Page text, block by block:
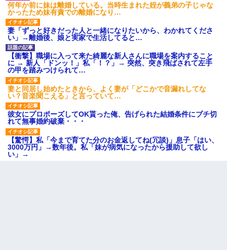
何年か前に妹は離婚している。当時生まれた姪が義弟の子じゃな
かったため妹有責での離婚になり…
妻「ずっと好きだった人と一緒になりたいから、わかれてくださ
い」→離婚後、娘と実家で生活してると…
【衝撃】職場に入って来た綺麗な新人さんに職場を案内すること
に → 新人「ドンッ！」私「！？」→ 突然、突き飛ばされて左手
の甲を踏みつけられて…
妻と同居し始めたときから、よく妻が「どこかで音漏れしてな
い？音楽聞こえる」と言っていて…
彼女にプロポーズしてOK貰った俺、告げられた結婚条件にブチ切
れて無事婚約破棄・・・
【驚愕】私「今まで育てた分のお金返してね(冗談)」息子「はい、
3000万円」→数年後。私「妹が病気になったから援助して欲し
い」→